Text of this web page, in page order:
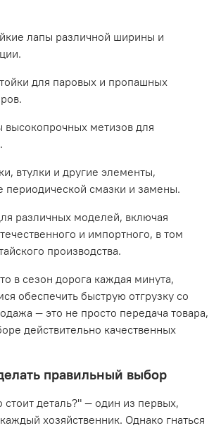
лапы различной ширины и
для паровых и пропашных
.
высокопрочных метизов для
втулки и другие элементы,
периодической смазки и замены.
различных моделей, включая
и импортного, в том
производства.
в сезон дорога каждая минута,
обеспечить быструю отгрузку со
— это не просто передача товара,
действительно качественных
правильный выбор
стоит деталь?" — один из первых,
хозяйственник. Однако гнаться